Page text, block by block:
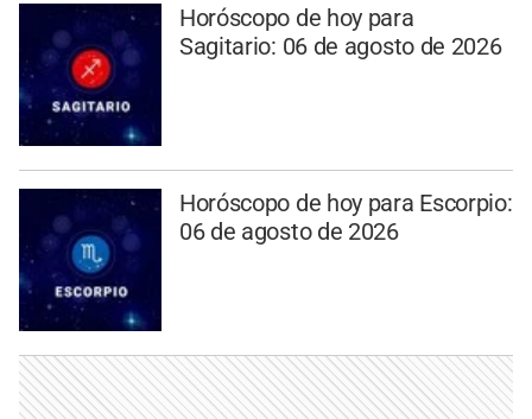
Horóscopo de hoy para
Sagitario: 06 de agosto de 2026
Horóscopo de hoy para Escorpio:
06 de agosto de 2026